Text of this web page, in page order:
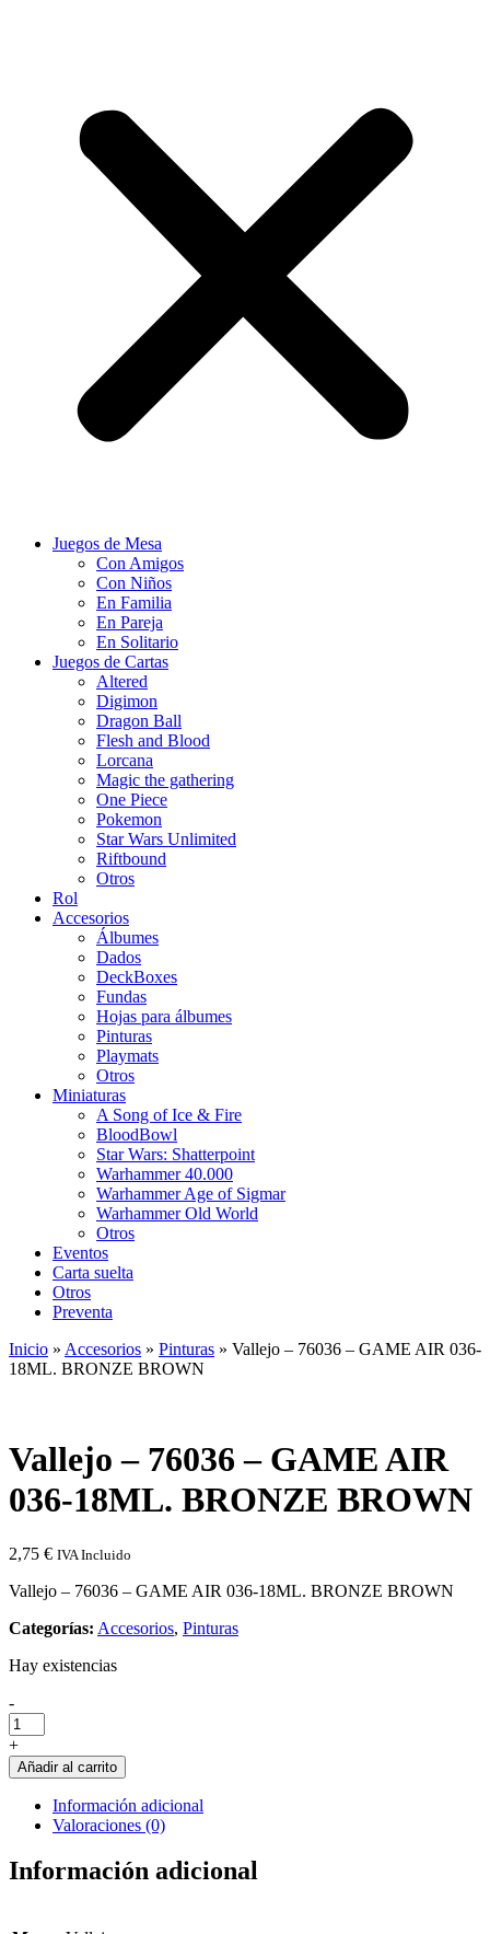
Juegos de Mesa
Con Amigos
Con Niños
En Familia
En Pareja
En Solitario
Juegos de Cartas
Altered
Digimon
Dragon Ball
Flesh and Blood
Lorcana
Magic the gathering
One Piece
Pokemon
Star Wars Unlimited
Riftbound
Otros
Rol
Accesorios
Álbumes
Dados
DeckBoxes
Fundas
Hojas para álbumes
Pinturas
Playmats
Otros
Miniaturas
A Song of Ice & Fire
BloodBowl
Star Wars: Shatterpoint
Warhammer 40.000
Warhammer Age of Sigmar
Warhammer Old World
Otros
Eventos
Carta suelta
Otros
Preventa
Inicio » Accesorios » Pinturas » Vallejo – 76036 – GAME AIR 036-
18ML. BRONZE BROWN
Vallejo – 76036 – GAME AIR
036-18ML. BRONZE BROWN
2,75 € IVA Incluido
Vallejo – 76036 – GAME AIR 036-18ML. BRONZE BROWN
Categorías: Accesorios, Pinturas
Hay existencias
Cantidad
de
Vallejo
-
76036
GAME
036-
18ML.
-
+
Añadir al carrito
Información adicional
Valoraciones (0)
Información adicional